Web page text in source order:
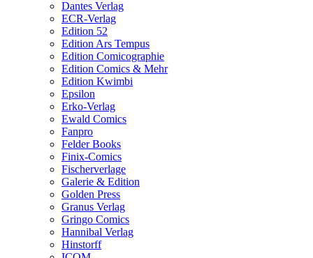
Dantes Verlag
ECR-Verlag
Edition 52
Edition Ars Tempus
Edition Comicographie
Edition Comics & Mehr
Edition Kwimbi
Epsilon
Erko-Verlag
Ewald Comics
Fanpro
Felder Books
Finix-Comics
Fischerverlage
Galerie & Edition
Golden Press
Granus Verlag
Gringo Comics
Hannibal Verlag
Hinstorff